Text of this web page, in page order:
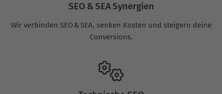
SEO & SEA Synergien
Wir verbinden SEO & SEA, senken Kosten und steigern deine
Conversions.